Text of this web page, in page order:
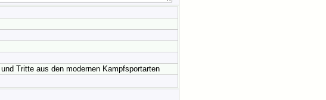
Tritte aus den modernen Kampfsportarten